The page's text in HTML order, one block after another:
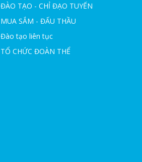
ĐÀO TẠO - CHỈ ĐẠO TUYẾN
MUA SẮM - ĐẤU THẦU
Đào tạo liên tục
TỔ CHỨC ĐOÀN THỂ